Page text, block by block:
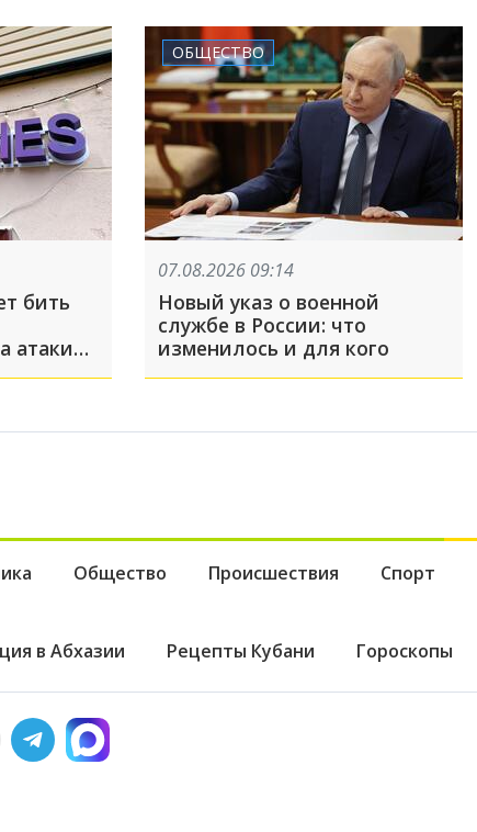
бить
атаки
ОБЩЕСТВО
07.08.2026 09:14
Новый указ о военной
службе в России: что
изменилось и для кого
Общество Происшествия Спорт
в Абхазии Рецепты Кубани Гороскопы